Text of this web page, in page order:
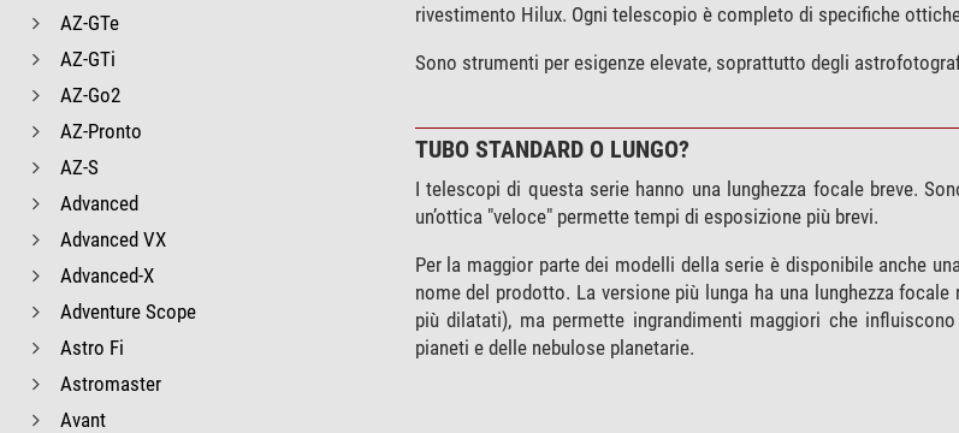
AZ-GTe
AZ-GTi
AZ-Go2
AZ-Pronto
AZ-S
Advanced
Advanced VX
Advanced-X
Adventure Scope
Astro Fi
Astromaster
Avant
rivestimento Hilux. Ogni telescopio è completo di specifiche
Sono strumenti per esigenze elevate, soprattutto degli
TUBO STANDARD O LUNGO?
I telescopi di questa serie hanno una lunghezza focale breve.
un’ottica "veloce" permette tempi di esposizione più brevi.
Per la maggior parte dei modelli della serie è disponibile anche
nome del prodotto. La versione più lunga ha una lunghezza
più dilatati), ma permette ingrandimenti maggiori che
pianeti e delle nebulose planetarie.